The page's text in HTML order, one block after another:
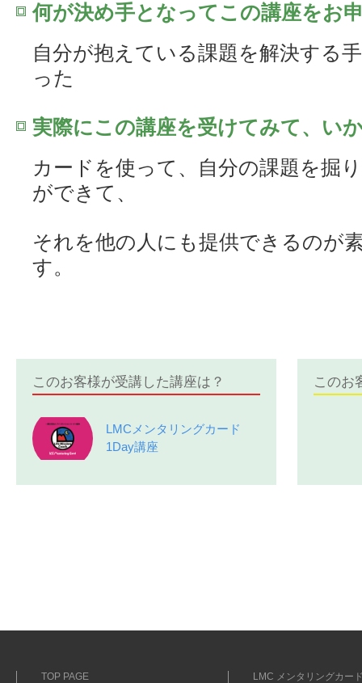
何が決め手となってこの講座をお
自分が抱えている課題を解決する
った
実際にこの講座を受けてみて、い
カードを使って、自分の課題を掘
ができて、
それを他の人にも提供できるのが
す。
このお客様が受講した講座は？
LMCメンタリングカード
1Day講座
このお
TOP PAGE
LMC メンタリングカー